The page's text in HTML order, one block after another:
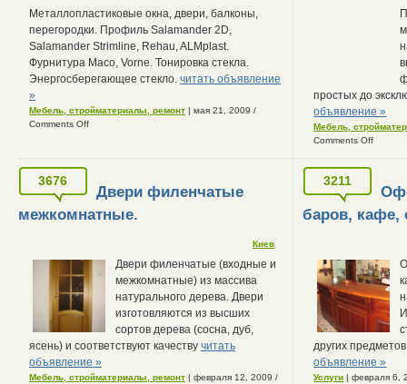
Металлопластиковые окна, двери, балконы,
перегородки. Профиль Salamander 2D,
Salamander Strimline, Rehau, ALMplast.
Фурнитура Maco, Vorne. Тонировка стекла.
Энергосберегающее стекло. читать объявление
»
Мебель, стройматериалы, ремонт | мая 21, 2009 /
Comments Off
простых до
объявление »
Мебель,
Comments Off
3676
Двери филенчатые
межкомнатные.
Киев
Двери филенчатые (входные и
межкомнатные) из массива
натурального дерева. Двери
изготовляются из высших
сортов дерева (сосна, дуб,
ясень) и соответствуют качеству читать
объявление »
Мебель, стройматериалы, ремонт | февраля 12, 2009 /
3211
баров, кафе,
других
объявление »
Услуги | февраля 6,